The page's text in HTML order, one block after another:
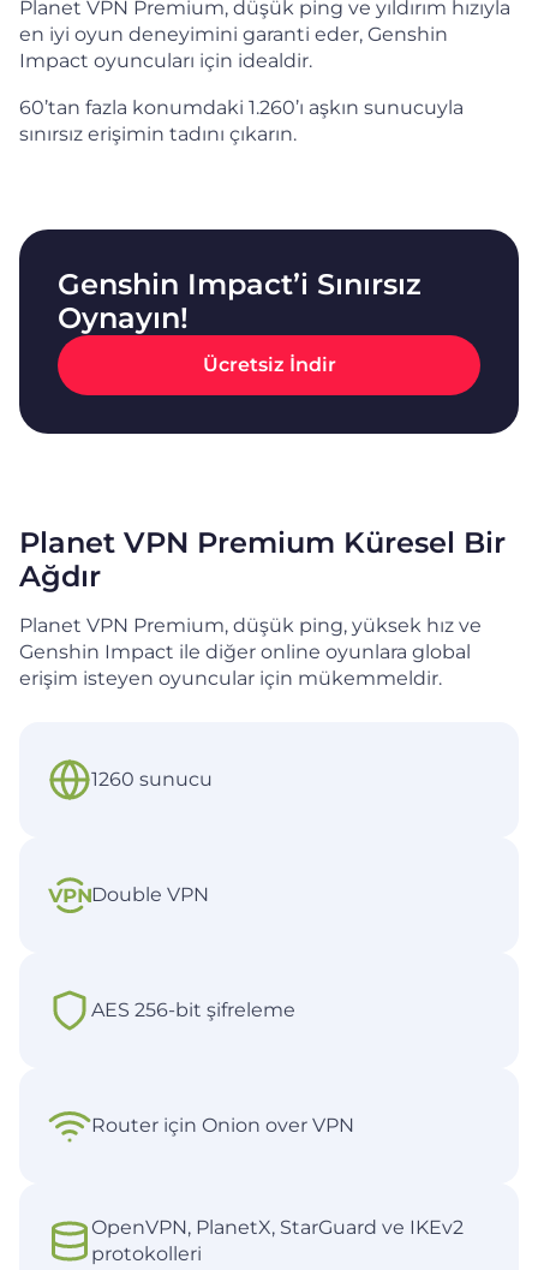
Planet VPN Premium, düşük ping ve yıldırım hızıyla
en iyi oyun deneyimini garanti eder, Genshin
Impact oyuncuları için idealdir.
60’tan fazla konumdaki 1.260’ı aşkın sunucuyla
sınırsız erişimin tadını çıkarın.
Genshin Impact’i Sınırsız
Oynayın!
Ücretsiz İndir
Planet VPN Premium Küresel Bir
Ağdır
Planet VPN Premium, düşük ping, yüksek hız ve
Genshin Impact ile diğer online oyunlara global
erişim isteyen oyuncular için mükemmeldir.
1260 sunucu
Double VPN
AES 256-bit şifreleme
Router için Onion over VPN
OpenVPN, PlanetX, StarGuard ve IKEv2
protokolleri